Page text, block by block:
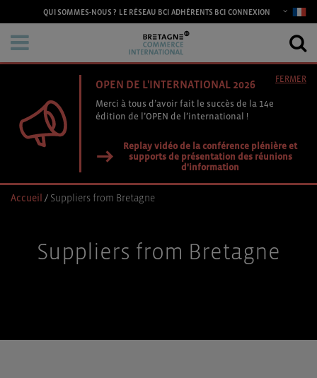
QUI SOMMES-NOUS ? LE RÉSEAU BCI ADHÉRENTS BCI CONNEXION
OPEN DE L'INTERNATIONAL 2026
Merci à tous d’avoir fait le succès de la 14e
édition de l’OPEN de l’international !
Replay vidéo de la conférence plénière et
supports de présentation des réunions
d'information
FERMER
Accueil / Suppliers from Bretagne
Suppliers from Bretagne